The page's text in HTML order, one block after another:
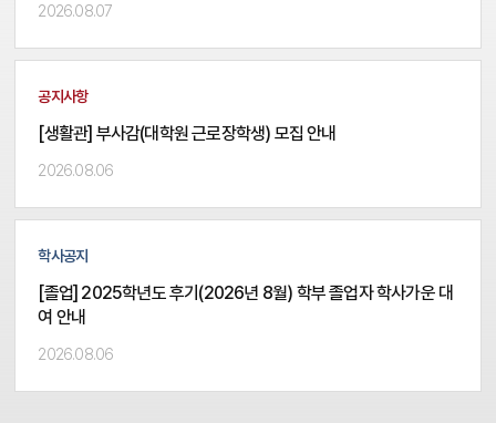
2026.08.07
공지사항
[생활관] 부사감(대학원 근로장학생) 모집 안내
2026.08.06
학사공지
[졸업] 2025학년도 후기(2026년 8월) 학부 졸업자 학사가운 대
여 안내
2026.08.06